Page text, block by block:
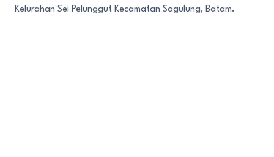
Kelurahan Sei Pelunggut Kecamatan Sagulung, Batam.